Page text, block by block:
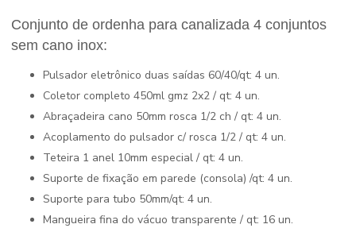
Conjunto de ordenha para canalizada 4 conjuntos
sem cano inox:
Pulsador eletrônico duas saídas 60/40/qt: 4 un.
Coletor completo 450ml gmz 2x2 / qt: 4 un.
Abraçadeira cano 50mm rosca 1/2 ch / qt: 4 un.
Acoplamento do pulsador c/ rosca 1/2 / qt: 4 un.
Teteira 1 anel 10mm especial / qt: 4 un.
Suporte de fixação em parede (consola) /qt: 4 un.
Suporte para tubo 50mm/qt: 4 un.
Mangueira fina do vácuo transparente / qt: 16 un.